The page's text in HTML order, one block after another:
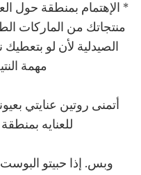
* الإهتمام بمنطقة حول
منتجاتك من الماركات
الصيدلية لأن لو
مهمة
أتمنى روتين عنايتي
للعنايه
وبس. إذا حبيتو البوست